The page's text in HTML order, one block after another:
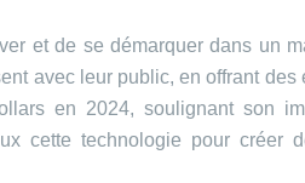
et de se démarquer dans un
avec leur public, en offrant
en 2024, soulignant son
cette technologie pour créer